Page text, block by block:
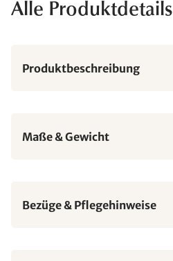
Alle Produktdetails
Produktbeschreibung
Maße & Gewicht
Bezüge & Pflegehinweise